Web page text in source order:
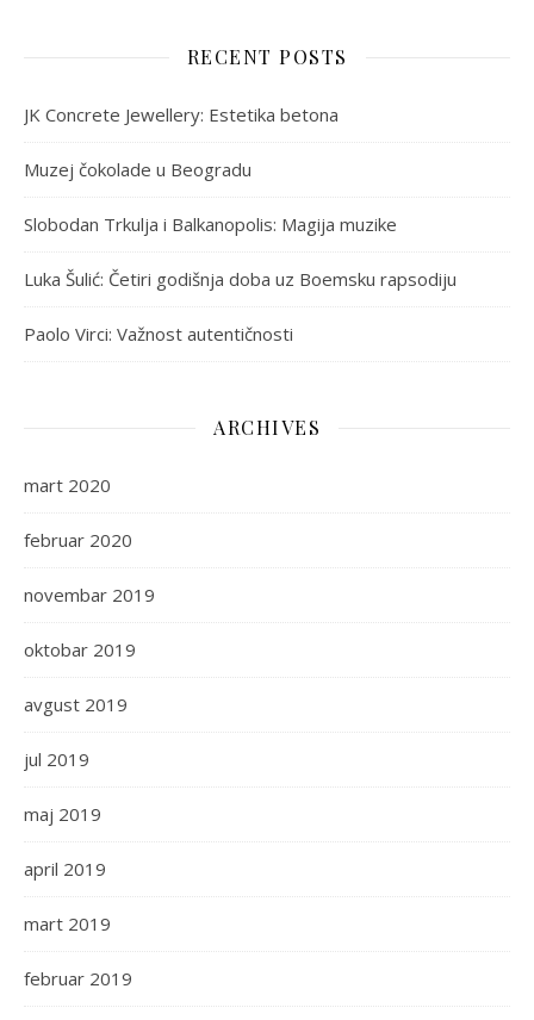
RECENT POSTS
JK Concrete Jewellery: Estetika betona
Muzej čokolade u Beogradu
Slobodan Trkulja i Balkanopolis: Magija muzike
Luka Šulić: Četiri godišnja doba uz Boemsku rapsodiju
Paolo Virci: Važnost autentičnosti
ARCHIVES
mart 2020
februar 2020
novembar 2019
oktobar 2019
avgust 2019
jul 2019
maj 2019
april 2019
mart 2019
februar 2019